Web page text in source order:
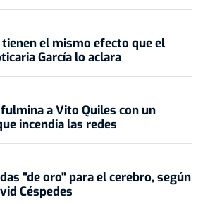
el mismo efecto que el
García lo aclara
a Vito Quiles con un
incendia las redes
"de oro" para el cerebro, según
Céspedes